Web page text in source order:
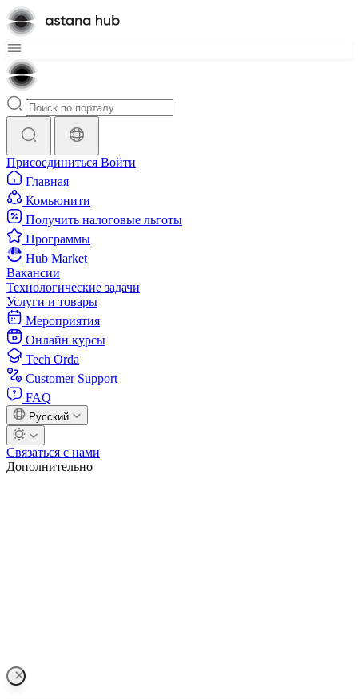
Присоединиться Войти
Главная
Комьюнити
Получить налоговые льготы
Программы
Hub Market
Вакансии
Технологические задачи
Услуги и товары
Мероприятия
Онлайн курсы
Tech Orda
Customer Support
FAQ
Русский
Связаться с нами
Дополнительно